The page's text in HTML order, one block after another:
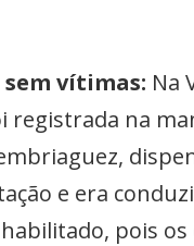
vítimas: Na
registrada na
e era
pois